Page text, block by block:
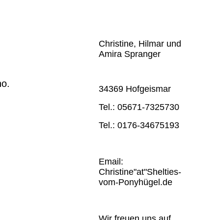
Christine, Hilmar und
Amira Spranger
34369 Hofgeismar
Tel.: 05671-7325730
Tel.: 0176-34675193
Email:
Christine"at"Shelties-
vom-Ponyhügel.de